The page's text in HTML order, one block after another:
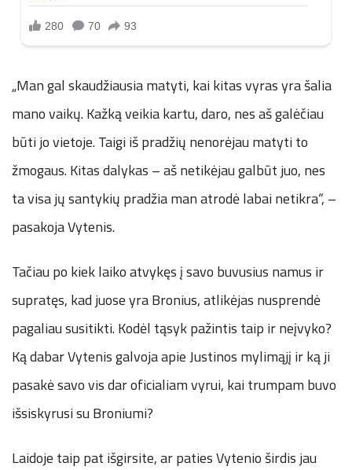
„Man gal skaudžiausia matyti, kai kitas vyras yra šalia
mano vaikų. Kažką veikia kartu, daro, nes aš galėčiau
būti jo vietoje. Taigi iš pradžių nenorėjau matyti to
žmogaus. Kitas dalykas – aš netikėjau galbūt juo, nes
ta visa jų santykių pradžia man atrodė labai netikra“, –
pasakoja Vytenis.
Tačiau po kiek laiko atvykęs į savo buvusius namus ir
supratęs, kad juose yra Bronius, atlikėjas nusprendė
pagaliau susitikti. Kodėl tąsyk pažintis taip ir neįvyko?
Ką dabar Vytenis galvoja apie Justinos mylimąjį ir ką ji
pasakė savo vis dar oficialiam vyrui, kai trumpam buvo
išsiskyrusi su Broniumi?
Laidoje taip pat išgirsite, ar paties Vytenio širdis jau